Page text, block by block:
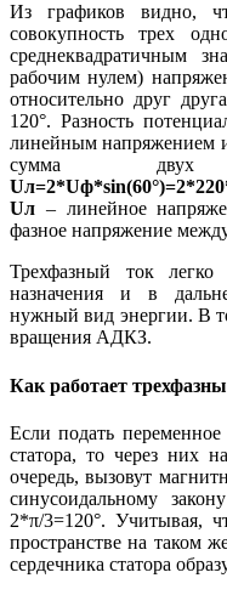
Из графиков видно,
совокупность трех
среднеквадратичным
рабочим нулем)
относительно друг
120°. Разность
линейным напряжением
сумма двух
Uл=2*Uф*
Uл – линейное
фазное напряжение
Трехфазный ток легко
назначения и в
нужный вид энергии. В
вращения АДКЗ.
Как работает
Если подать
статора, то через них
очередь, вызовут
синусоидальному
2*π/3=120°. Учитывая,
пространстве на таком
сердечника статора